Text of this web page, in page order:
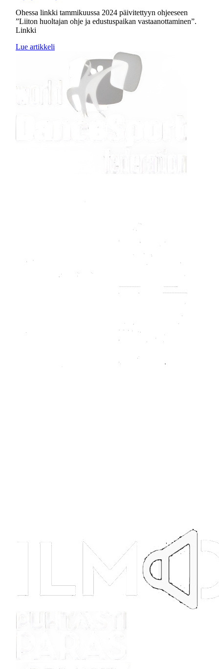
Ohessa linkki tammikuussa 2024 päivitettyyn ohjeeseen
”Liiton huoltajan ohje ja edustuspaikan vastaanottaminen”.
Linkki
Lue artikkeli